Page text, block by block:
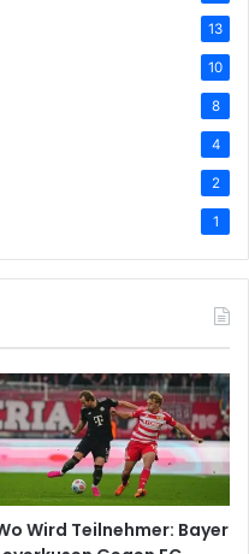
13
10
8
4
2
1
Wird Teilnehmer: Bayer